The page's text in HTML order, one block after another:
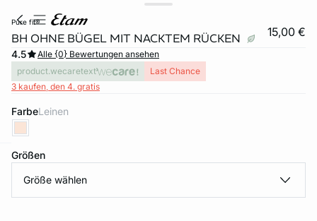
pure fit®
BH OHNE BÜGEL MIT NACKTEM RÜCKEN 15,00 €
4.5
Alle {0} Bewertungen ansehen
product.wecaretext
Last Chance
3 kaufen, den 4. gratis
Farbe leinen
Größen
Größe wählen